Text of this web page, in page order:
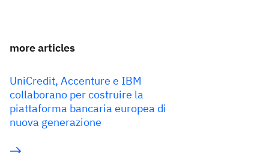
more articles
UniCredit, Accenture e IBM
collaborano per costruire la
piattaforma bancaria europea di
nuova generazione